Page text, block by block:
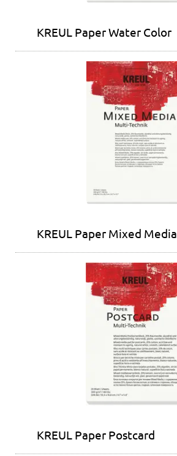
KREUL Paper Water Color
KREUL Paper Mixed Media
KREUL Paper Postcard